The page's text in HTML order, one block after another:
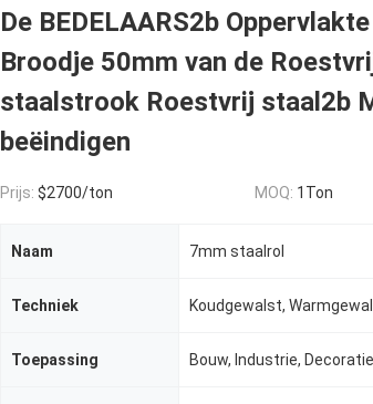
De BEDELAARS2b
Broodje 50mm van de
staalstrook Roestvrij staal2b
beëindigen
Prijs: $2700/ton MOQ: 1Ton
Naam 7mm staalrol
Techniek Koudgewalst,
Toepassing Bouw, Industrie, Decoratie